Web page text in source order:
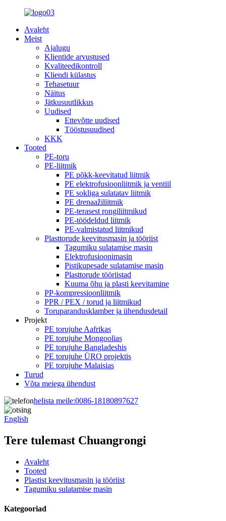
Avaleht
Meist
Ajalugu
Klientide arvustused
Kvaliteedikontroll
Kliendi külastus
Tehasetuur
Näitus
Jätkusuutlikkus
Uudised
Ettevõtte uudised
Tööstusuudised
KKK
Tooted
PE-toru
PE-liitmik
PE põkk-keevitatud liitmik
PE elektrofusioonliitmik ja ventiil
PE sokliga sulatatav liitmik
PE drenaažiliitmik
PE-terasest rongiliitmikud
PE-töödeldud liitmik
PE-valmistatud liitmikud
Plasttorude keevitusmasin ja tööriist
Tagumiku sulatamise masin
Elektrofusioonimasin
Pistikupesade sulatamise masin
Plasttorude tööriistad
Kuuma õhu ja plasti keevitamine
PP-kompressioonliitmik
PPR / PEX / torud ja liitmikud
Toruparandusklamber ja ühendusdetail
Projekt
PE torujuhe Aafrikas
PE torujuhe Mongoolias
PE torujuhe Bangladeshis
PE torujuhe ÜRO projektis
PE torujuhe Malaisias
Turud
Võta meiega ühendust
helista meile:0086-18180897627
English
Tere tulemast Chuangrongi
Avaleht
Tooted
Plastist keevitusmasin ja tööriist
Tagumiku sulatamise masin
Kategooriad